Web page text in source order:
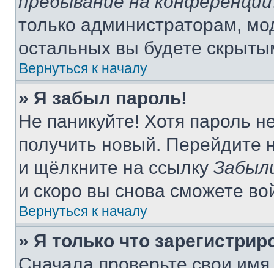
только администраторам,
остальных вы будете
Вернуться к началу
» Я забыл пароль!
Не паникуйте! Хотя пароль
получить новый. Перейдите
и щёлкните на ссылку
и скоро вы снова сможете
Вернуться к началу
» Я только что